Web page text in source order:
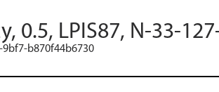
0.5, LPIS87, N-33-
9bf7-b870f44b6730